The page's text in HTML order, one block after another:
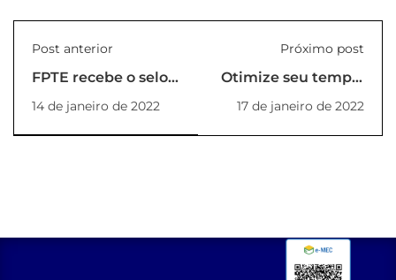
Post anterior
FPTE recebe o selo
Instituição
Socialmente
Responsável
14 de janeiro de 2022
Próximo post
Otimize seu tempo,
e invista em você! 2ª
semana dos cursos
de Verão 2022
17 de janeiro de 2022